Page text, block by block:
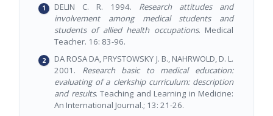
DELIN C. R. 1994. Research attitudes and
involvement among medical students and
students of allied health occupations. Medical
Teacher. 16: 83-96.
DA ROSA DA, PRYSTOWSKY J. B., NAHRWOLD, D. L.
2001. Research basic to medical education:
evaluating of a clerkship curriculum: description
and results. Teaching and Learning in Medicine:
An International Journal.; 13: 21-26.